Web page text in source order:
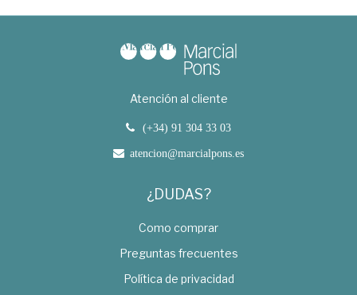
Atención al cliente
(+34) 91 304 33 03
atencion@marcialpons.es
¿DUDAS?
Como comprar
Preguntas frecuentes
Política de privacidad